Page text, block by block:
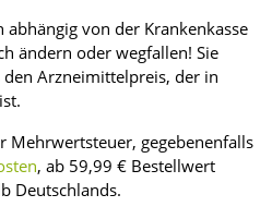
von der Krankenkasse
ändern oder wegfallen! Sie
Arzneimittelpreis, der in
Mehrwertsteuer, gegebenenfalls
, ab 59,99 € Bestellwert
Deutschlands.